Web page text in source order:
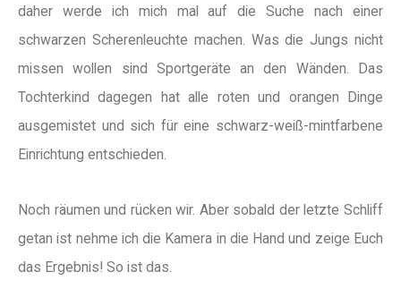
daher werde ich mich mal auf die Suche nach einer
schwarzen Scherenleuchte machen. Was die Jungs nicht
missen wollen sind Sportgeräte an den Wänden. Das
Tochterkind dagegen hat alle roten und orangen Dinge
ausgemistet und sich für eine schwarz-weiß-mintfarbene
Einrichtung entschieden.
Noch räumen und rücken wir. Aber sobald der letzte Schliff
getan ist nehme ich die Kamera in die Hand und zeige Euch
das Ergebnis! So ist das.